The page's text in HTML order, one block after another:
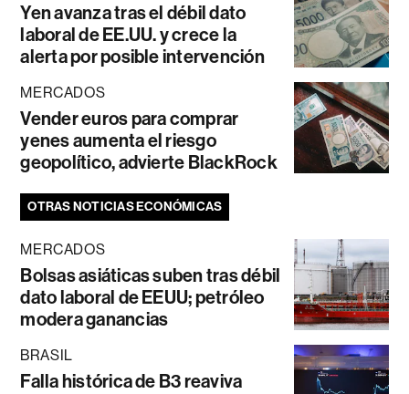
Yen avanza tras el débil dato
laboral de EE.UU. y crece la
alerta por posible intervención
MERCADOS
Vender euros para comprar
yenes aumenta el riesgo
geopolítico, advierte BlackRock
OTRAS NOTICIAS ECONÓMICAS
MERCADOS
Bolsas asiáticas suben tras débil
dato laboral de EEUU; petróleo
modera ganancias
BRASIL
Falla histórica de B3 reaviva